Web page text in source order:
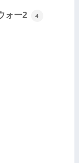
ォー2 4